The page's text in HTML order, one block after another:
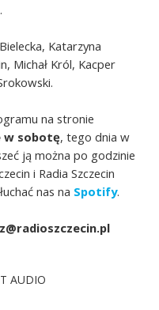
Katarzyna
Michał Król, Kacper
na stronie
w sobotę, tego dnia w
ją można po godzinie
i Radia Szczecin
nas na Spotify.
AUDIO